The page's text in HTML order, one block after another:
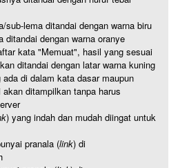
sub-lema ditandai dengan warna biru
ditandai dengan warna oranye
kata "Memuat", hasil yang sesuai
ditandai dengan latar warna kuning
di dalam kata dasar maupun
ditampilkan tanpa harus
) yang indah dan mudah diingat untuk
pranala (link) di